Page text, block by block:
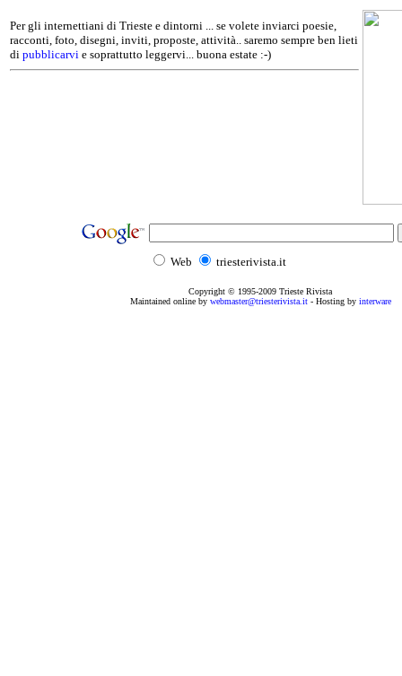
Per gli internettiani di Trieste e dintorni ... se volete inviarci poesie,
racconti, foto, disegni, inviti, proposte, attività.. saremo sempre ben lieti
di pubblicarvi e soprattutto leggervi... buona estate :-)
Web triesterivista.it
Copyright © 1995-2009 Trieste Rivista
Maintained online by webmaster@triesterivista.it- Hosting by interware